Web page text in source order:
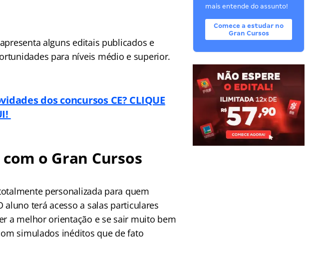
alguns editais publicados e
para níveis médio e superior.
dos concursos CE? CLIQUE
o Gran Cursos
personalizada para quem
terá acesso a salas particulares
a melhor orientação e se sair muito bem
simulados inéditos que de fato
mais entende do assunto!
Comece a estudar no
Gran Cursos